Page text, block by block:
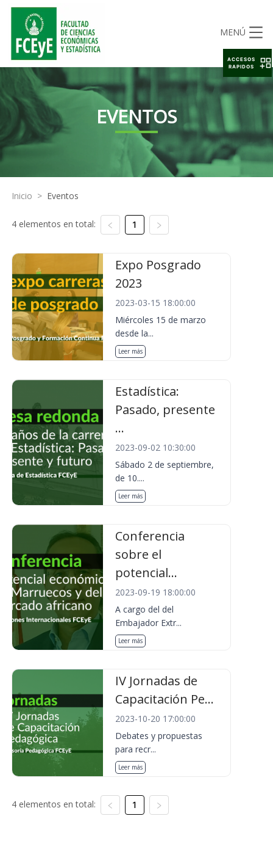
MENÚ
EVENTOS
Inicio > Eventos
4 elementos en total: 1
Expo Posgrado
2023
2023-03-15 18:00:00
Miércoles 15 de marzo
desde la...
Leer más
Estadística:
Pasado, presente
...
2023-09-02 10:30:00
Sábado 2 de septiembre,
de 10....
Leer más
Conferencia
sobre el
potencial...
2023-09-19 18:00:00
A cargo del del
Embajador Extr...
Leer más
IV Jornadas de
Capacitación Pe...
2023-10-20 17:00:00
Debates y propuestas
para recr...
Leer más
4 elementos en total: 1
ACCESOS
RAPIDOS